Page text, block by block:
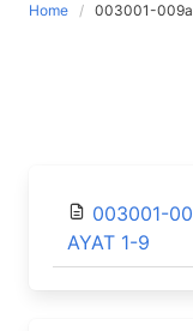
Home 003001-
003001-
AYAT 1-9